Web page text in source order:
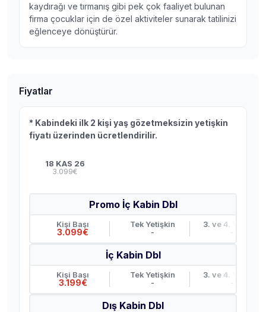
kaydırağı ve tırmanış gibi pek çok faaliyet bulunan
firma çocuklar için de özel aktiviteler sunarak tatilinizi
eğlenceye dönüştürür.
Fiyatlar
* Kabindeki ilk 2 kişi yaş gözetmeksizin yetişkin
fiyatı üzerinden ücretlendirilir.
18 KAS 26
3.099€
Promo İç Kabin Dbl
Kişi Başı
3.099€
Tek Yetişkin
-
3. ve 4. Yetişkin
-
İç Kabin Dbl
Kişi Başı
3.199€
Tek Yetişkin
-
3. ve 4. Yetişkin
-
Dış Kabin Dbl